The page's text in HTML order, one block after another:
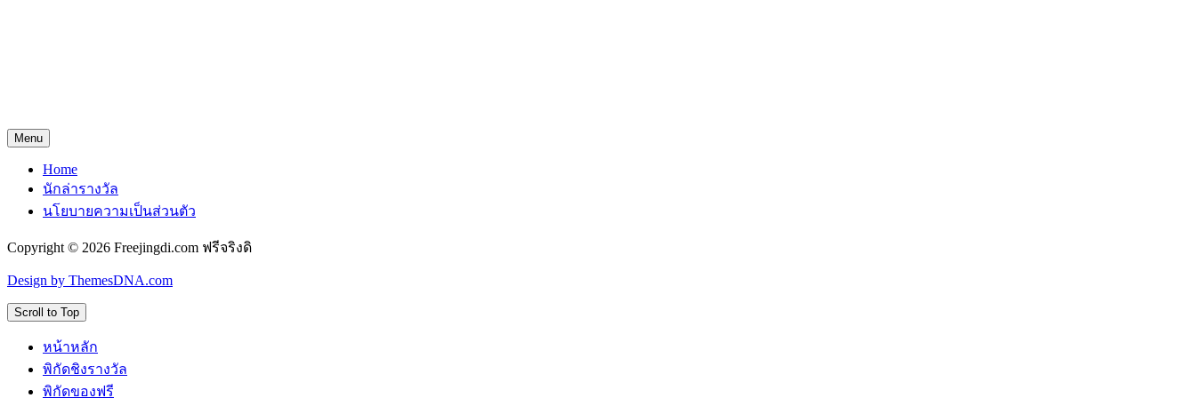
Menu
Home
นักล่ารางวัล
นโยบายความเป็นส่วนตัว
Copyright © 2026 Freejingdi.com ฟรีจริงดิ
Design by ThemesDNA.com
Scroll to Top
หน้าหลัก
พิกัดชิงรางวัล
พิกัดของฟรี